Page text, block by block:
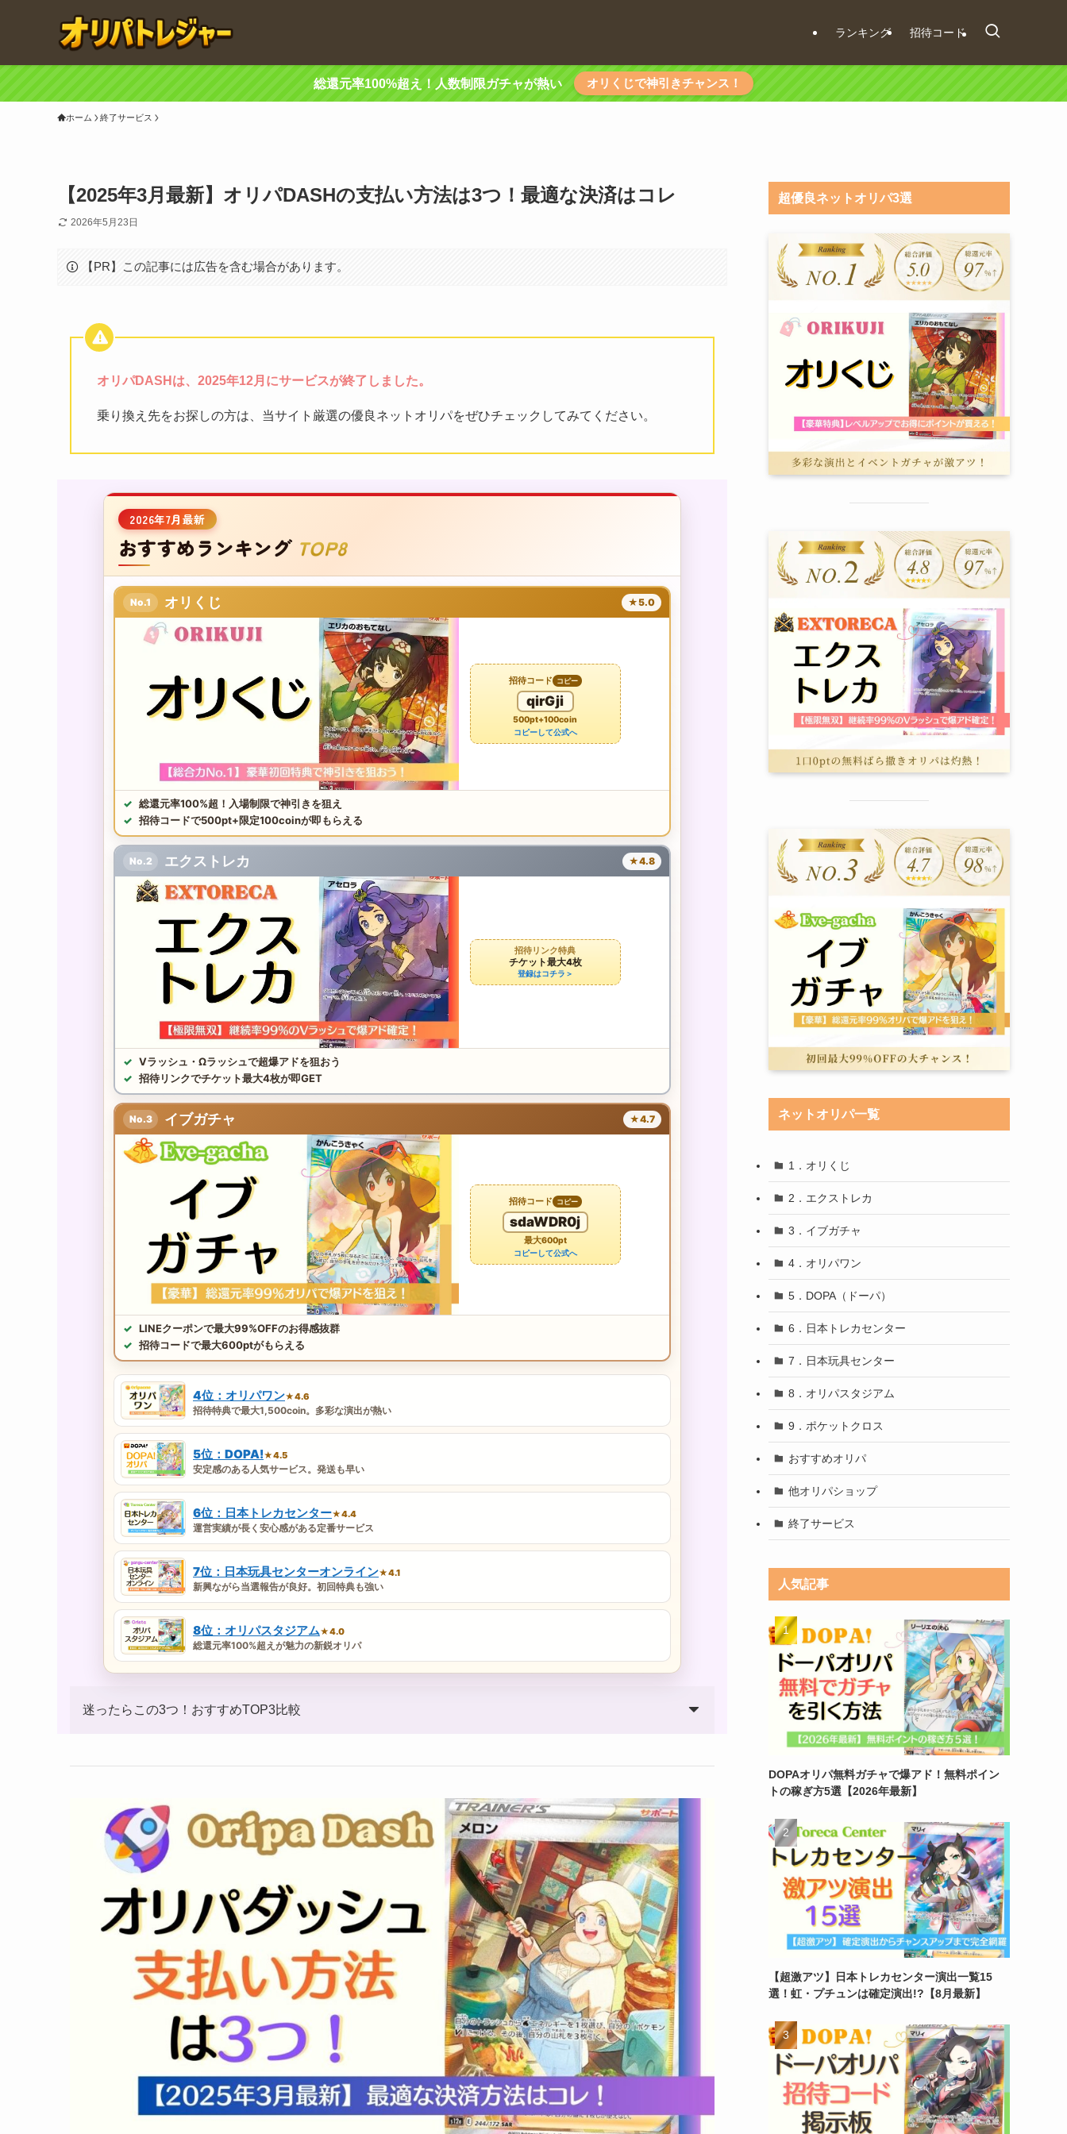
ランキング 招待コード
総還元率100%超え！人数制限ガチャが熱い オリくじで神引きチャンス！
ホーム 終了サービス
【2025年3月最新】オリパDASHの支払い方法は3つ！最適な決済はコレ
2026年5月23日
【PR】この記事には広告を含む場合があります。
オリパDASHは、2025年12月にサービスが終了しました。
乗り換え先をお探しの方は、当サイト厳選の優良ネットオリパをぜひチェックしてみてください。
2026年7月最新
おすすめランキング TOP8
No.1 オリくじ ★5.0
招待コード コピー
qirGji
500pt+100coin
コピーして公式へ
総還元率100%超！入場制限で神引きを狙え
招待コードで500pt+限定100coinが即もらえる
No.2 エクストレカ ★4.8
招待リンク特典
チケット最大4枚
登録はコチラ＞
Vラッシュ・Ωラッシュで超爆アドを狙おう
招待リンクでチケット最大4枚が即GET
No.3 イブガチャ ★4.7
招待コード コピー
sdaWDR0j
最大600pt
コピーして公式へ
LINEクーポンで最大99%OFFのお得感抜群
招待コードで最大600ptがもらえる
4位：オリパワン★4.6
招待特典で最大1,500coin。多彩な演出が熱い
5位：DOPA!★4.5
安定感のある人気サービス。発送も早い
6位：日本トレカセンター★4.4
運営実績が長く安心感がある定番サービス
7位：日本玩具センターオンライン★4.1
新興ながら当選報告が良好。初回特典も強い
8位：オリパスタジアム★4.0
総還元率100%超えが魅力の新鋭オリパ
迷ったらこの3つ！おすすめTOP3比較
超優良ネットオリパ3選
ネットオリパ一覧
1．オリくじ
2．エクストレカ
3．イブガチャ
4．オリパワン
5．DOPA（ドーパ）
6．日本トレカセンター
7．日本玩具センター
8．オリパスタジアム
9．ポケットクロス
おすすめオリパ
他オリパショップ
終了サービス
人気記事
DOPAオリパ無料ガチャで爆アド！無料ポイン
トの稼ぎ方5選【2026年最新】
【超激アツ】日本トレカセンター演出一覧15
選！虹・プチュンは確定演出!?【8月最新】